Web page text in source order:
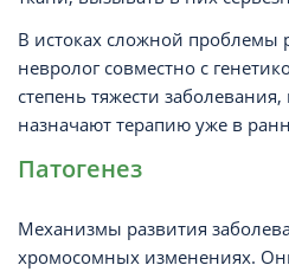
В истоках сложной проблемы
невролог совместно с
степень тяжести
назначают терапию уже в
Патогенез
Механизмы развития
хромосомных изменениях.